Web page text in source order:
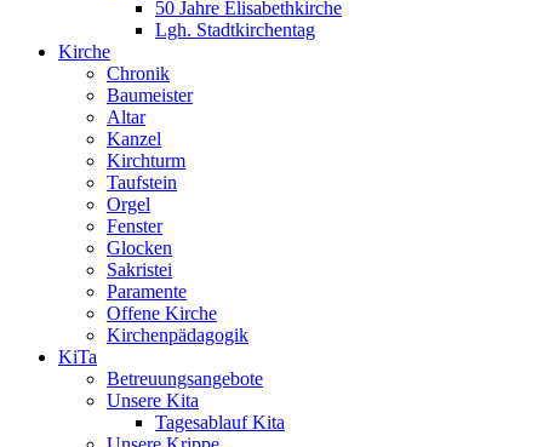
50 Jahre Elisabethkirche
Lgh. Stadtkirchentag
Kirche
Chronik
Baumeister
Altar
Kanzel
Kirchturm
Taufstein
Orgel
Fenster
Glocken
Sakristei
Paramente
Offene Kirche
Kirchenpädagogik
KiTa
Betreuungsangebote
Unsere Kita
Tagesablauf Kita